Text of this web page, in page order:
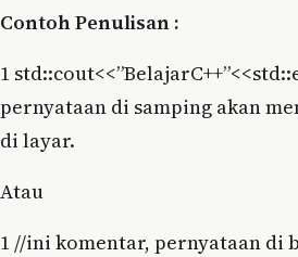
Contoh Penulisan :
1
pernyataan di samping akan
di layar.
Atau
1 //ini komentar, pernyataan di